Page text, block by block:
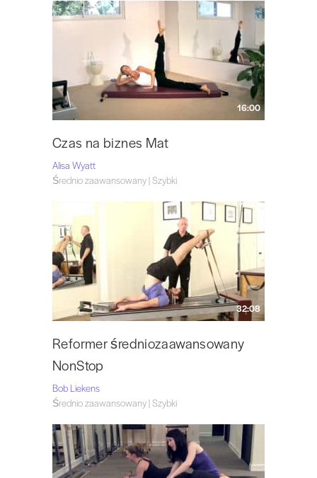
16:00
Czas na biznes Mat
Alisa Wyatt
Średnio zaawansowany | Szybki
32:08
Reformer średniozaawansowany
NonStop
Bob Liekens
Średnio zaawansowany | Szybki